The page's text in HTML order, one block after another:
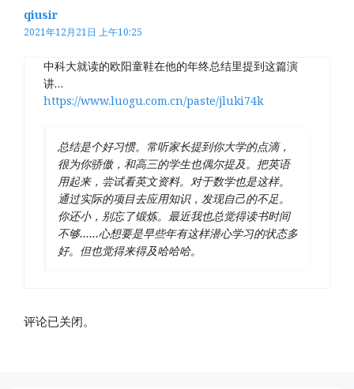
qiusir
2021年12月21日 上午10:25
中科大就读的欧阳童鞋在他的年终总结里提到这篇演
讲…
https://www.luogu.com.cn/paste/jluki74k
总结是个好习惯。常听家长提到你大学的点滴，
很为你骄傲，和高三的学生也偶尔提及。把英语
用起来，尝试看英文资料。对于数学也是这样。
通过实际的项目去应用知识，发现自己的不足。
你还小，别忘了锻炼。最近我也总觉得读书时间
不够……心想要是早些年有这样潜心学习的状态多
好。但也觉得来得及哈哈哈。
评论已关闭。